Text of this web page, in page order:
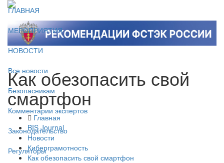
ГЛАВНАЯ
МЕРОПРИЯТИЯ
НОВОСТИ
Все новости
Безопасникам
Комментарии экспертов
Законодательство
Регуляторы
Как обезопасить свой
смартфон
Главная
BIS Journal
Новости
Киберграмотность
Как обезопасить свой смартфон